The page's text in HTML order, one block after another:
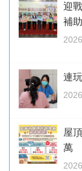
迎
補
連
屋
萬